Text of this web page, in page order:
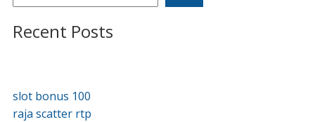
Recent Posts
slot bonus 100
raja scatter rtp